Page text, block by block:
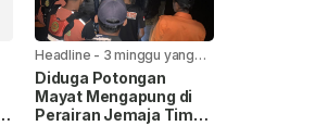
Headline - 3 minggu yang
lalu
Diduga Potongan
Mayat Mengapung di
Perairan Jemaja Timur,